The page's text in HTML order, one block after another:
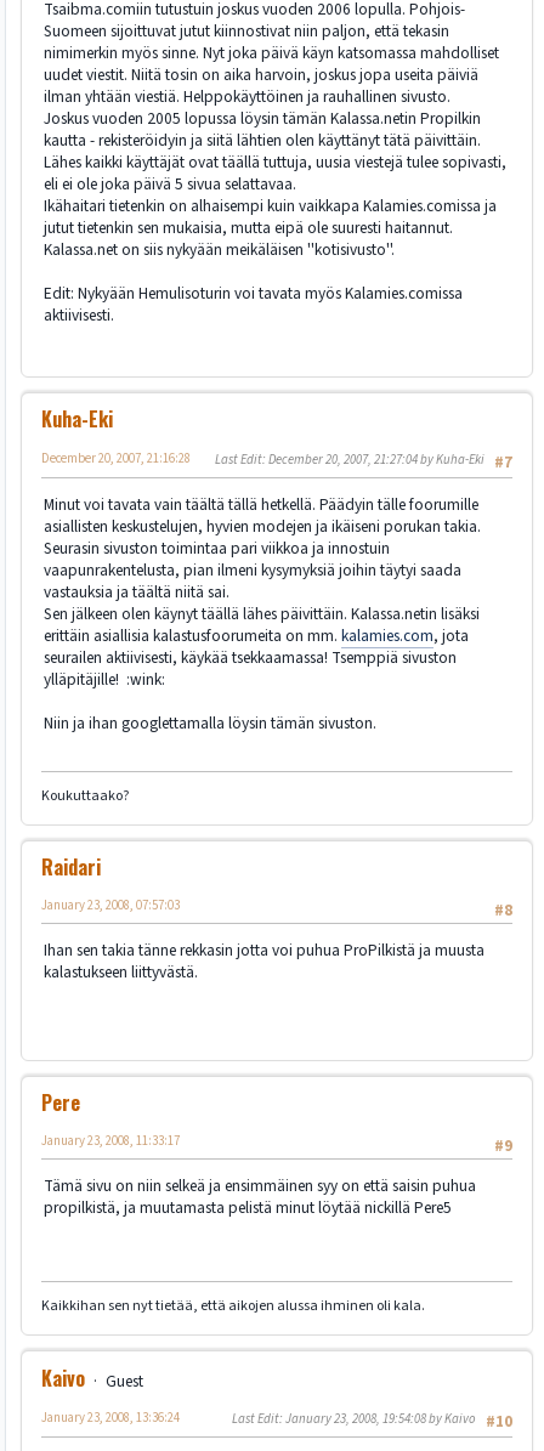
Tsaibma.comiin tutustuin joskus vuoden 2006 lopulla. Pohjois-
Suomeen sijoittuvat jutut kiinnostivat niin paljon, että tekasin
nimimerkin myös sinne. Nyt joka päivä käyn katsomassa mahdolliset
uudet viestit. Niitä tosin on aika harvoin, joskus jopa useita päiviä
ilman yhtään viestiä. Helppokäyttöinen ja rauhallinen sivusto.
Joskus vuoden 2005 lopussa löysin tämän Kalassa.netin Propilkin
kautta - rekisteröidyin ja siitä lähtien olen käyttänyt tätä päivittäin.
Lähes kaikki käyttäjät ovat täällä tuttuja, uusia viestejä tulee sopivasti,
eli ei ole joka päivä 5 sivua selattavaa.
Ikähaitari tietenkin on alhaisempi kuin vaikkapa Kalamies.comissa ja
jutut tietenkin sen mukaisia, mutta eipä ole suuresti haitannut.
Kalassa.net on siis nykyään meikäläisen ''kotisivusto''.
Edit: Nykyään Hemulisoturin voi tavata myös Kalamies.comissa
aktiivisesti.
Kuha-Eki
#7
December 20, 2007, 21:16:28 Last Edit: December 20, 2007, 21:27:04 by Kuha-Eki
Minut voi tavata vain täältä tällä hetkellä. Päädyin tälle foorumille
asiallisten keskustelujen, hyvien modejen ja ikäiseni porukan takia.
Seurasin sivuston toimintaa pari viikkoa ja innostuin
vaapunrakentelusta, pian ilmeni kysymyksiä joihin täytyi saada
vastauksia ja täältä niitä sai.
Sen jälkeen olen käynyt täällä lähes päivittäin. Kalassa.netin lisäksi
erittäin asiallisia kalastusfoorumeita on mm. kalamies.com, jota
seurailen aktiivisesti, käykää tsekkaamassa! Tsemppiä sivuston
ylläpitäjille! :wink:
Niin ja ihan googlettamalla löysin tämän sivuston.
Koukuttaako?
Raidari
#8
January 23, 2008, 07:57:03
Ihan sen takia tänne rekkasin jotta voi puhua ProPilkistä ja muusta
kalastukseen liittyvästä.
Pere
#9
January 23, 2008, 11:33:17
Tämä sivu on niin selkeä ja ensimmäinen syy on että saisin puhua
propilkistä, ja muutamasta pelistä minut löytää nickillä Pere5
Kaikkihan sen nyt tietää, että aikojen alussa ihminen oli kala.
Kaivo
Guest
#10
January 23, 2008, 13:36:24 Last Edit: January 23, 2008, 19:54:08 by Kaivo